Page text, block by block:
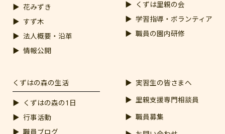
花みずき
すず木
法人概要・沿革
情報公開
くずは里親の会
学習指導・ボランティア
職員の園内研修
くずはの森の生活
くずはの森の1日
行事活動
職員ブログ
実習生の皆さまへ
里親支援専門相談員
職員募集